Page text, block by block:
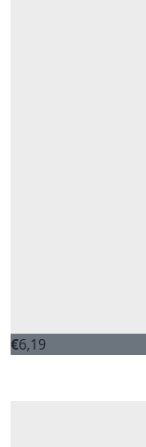
€6,19